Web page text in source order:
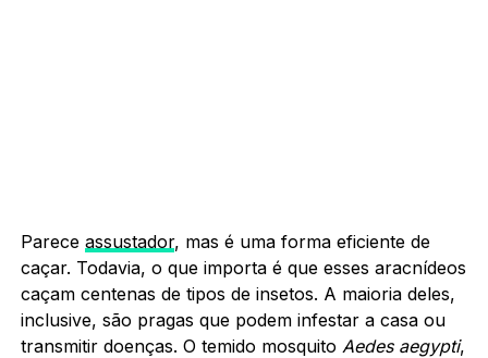
Parece assustador, mas é uma forma eficiente de
caçar. Todavia, o que importa é que esses aracnídeos
caçam centenas de tipos de insetos. A maioria deles,
inclusive, são pragas que podem infestar a casa ou
transmitir doenças. O temido mosquito Aedes aegypti,